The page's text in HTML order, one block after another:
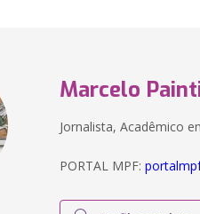
Marcelo
Jornalista, Acadêmico
PORTAL MPF: